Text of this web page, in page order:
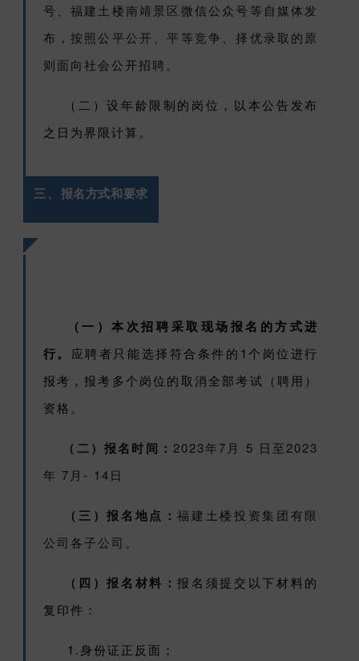
号、福建土楼南靖景区微信公众号 等自媒体发
布，按照公平公开、平等竞争、择优录取的原
则面向社会公开招聘。
（二）设年龄限制的岗位，以本公告发布
之日为界限计算。
三、 报名方式和要求
（一）本次招聘采取现场报名的方式进
行。 应聘者只能选择符合条件的1个岗位进行
报考，报考多个岗位的取消全部考试（聘用）
资格。
（二）报名时间： 2023年7月 5 日至2023
年 7月- 14日
（三）报名地点：福建土楼投资集团有限
公司各子公司。
（四）报名材料：报名须提交以下材料的
复印件：
1.身份证正反面；